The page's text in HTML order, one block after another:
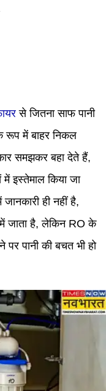
से जितना साफ पानी
रूप में बाहर निकल
समझकर बहा देते हैं,
इस्तेमाल किया जा
ही नहीं है,
जाता है, लेकिन RO के
पानी की बचत भी हो